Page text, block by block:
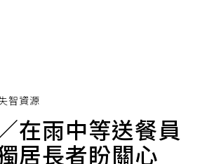
智資源
在雨中等送餐員
居長者盼關心